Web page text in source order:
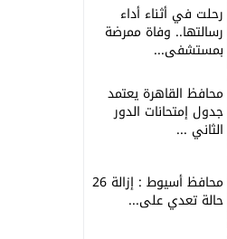
رحلت في أثناء أداء
رسالتها.. وفاة ممرضة
بمستشفى...
محافظ القاهرة يعتمد
جدول إمتحانات الدور
الثاني ...
محافظ أسيوط : إزالة 26
حالة تعدي على...